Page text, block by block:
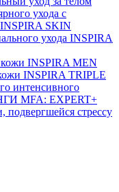
ухода с
INSPIRA SKIN
ухода INSPIRA
INSPIRA MEN
INSPIRA TRIPLE
интенсивного
MFA: EXPERT+
стрессу